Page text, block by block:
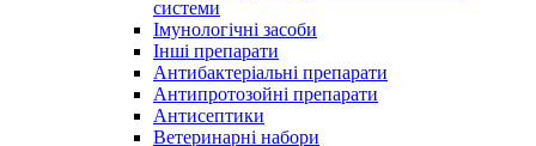
системи
Імунологічні засоби
Інші препарати
Антибактеріальні препарати
Антипротозойні препарати
Антисептики
Ветеринарні набори